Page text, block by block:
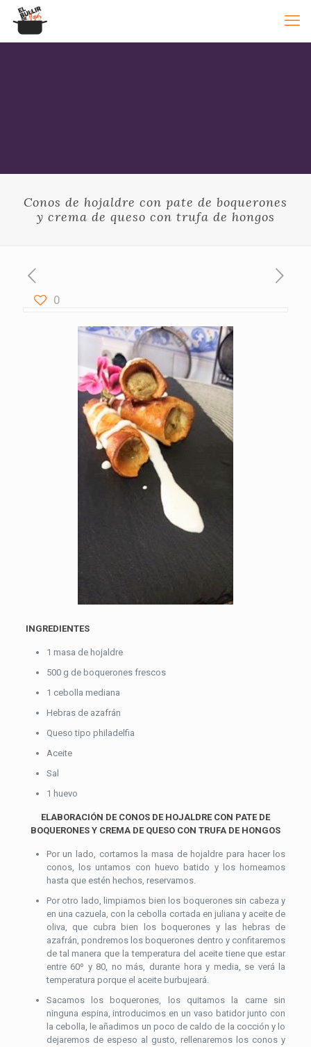
Conos de hojaldre con pate de boquerones
y crema de queso con trufa de hongos
0
INGREDIENTES
1 masa de hojaldre
500 g de boquerones frescos
1 cebolla mediana
Hebras de azafrán
Queso tipo philadelfia
Aceite
Sal
1 huevo
ELABORACIÓN DE CONOS DE HOJALDRE CON PATE DE
BOQUERONES Y CREMA DE QUESO CON TRUFA DE HONGOS
Por un lado, cortamos la masa de hojaldre para hacer los
conos, los untamos con huevo batido y los horneamos
hasta que estén hechos, reservamos.
Por otro lado, limpiamos bien los boquerones sin cabeza y
en una cazuela, con la cebolla cortada en juliana y aceite de
oliva, que cubra bien los boquerones y las hebras de
azafrán, pondremos los boquerones dentro y confitaremos
de tal manera que la temperatura del aceite tiene que estar
entre 60º y 80, no más, durante hora y media, se verá la
temperatura porque el aceite burbujeará.
Sacamos los boquerones, los quitamos la carne sin
ninguna espina, introducimos en un vaso batidor junto con
la cebolla, le añadimos un poco de caldo de la cocción y lo
dejaremos de espeso al gusto, rellenaremos los conos y